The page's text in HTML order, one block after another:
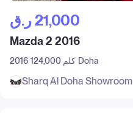
ر.ق‎ 21,000
Mazda 2 2016
2016 124,000 كلم Doha
Sharq Al Doha Showroom